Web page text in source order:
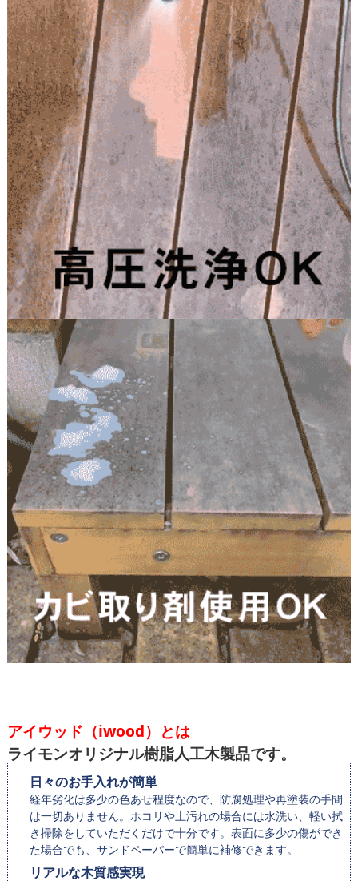
アイウッド（iwood）とは
ライモンオリジナル樹脂人工木製品です。
日々のお手入れが簡単
経年劣化は多少の色あせ程度なので、防腐処理や再塗装の手間
は一切ありません。ホコリや土汚れの場合には水洗い、軽い拭
き掃除をしていただくだけで十分です。表面に多少の傷ができ
た場合でも、サンドペーパーで簡単に補修できます。
リアルな木質感実現